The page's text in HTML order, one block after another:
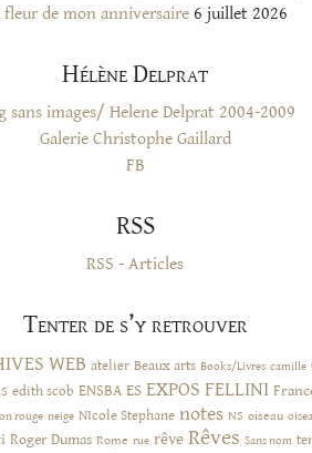
fleur de mon anniversaire 6 juillet 2026
Hélène Delprat
sans images/ Helene Delprat 2004-2009
Galerie Christophe Gaillard
FB
RSS
RSS - Articles
Tenter de s’y retrouver
WEB atelier Beaux arts Books/Livres camille
edith scob ENSBA ES EXPOS FELLINI
rouge neige NIcole Stephane notes NS oiseau
Roger Dumas Rome rue rêve Rêves Sans nom